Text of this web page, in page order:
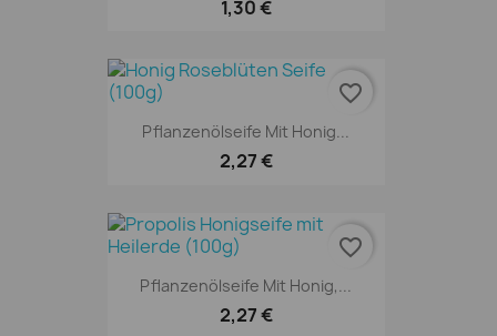
1,30 €
Pflanzenölseife Mit Honig...
2,27 €
favorite_border
Pflanzenölseife Mit Honig,...
2,27 €
favorite_border